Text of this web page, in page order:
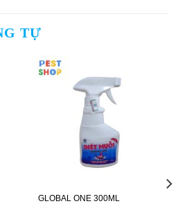
TỰ
GLOBAL ONE 300ML